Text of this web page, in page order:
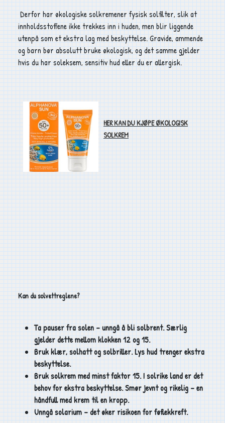
Derfor har økologiske solkremener fysisk solfilter, slik at
innholdsstoffene ikke trekkes inn i huden, men blir liggende
utenpå som et ekstra lag med beskyttelse. Gravide, ammende
og barn bør absolutt bruke økologisk, og det samme gjelder
hvis du har soleksem, sensitiv hud eller du er allergisk.
HER KAN DU KJØPE ØKOLOGISK
SOLKREM
Kan du solvettreglene?
Ta pauser fra solen – unngå å bli solbrent. Særlig
gjelder dette mellom klokken 12 og 15.
Bruk klær, solhatt og solbriller. Lys hud trenger ekstra
beskyttelse.
Bruk solkrem med minst faktor 15. I solrike land er det
behov for ekstra beskyttelse. Smør jevnt og rikelig – en
håndfull med krem til en kropp.
Unngå solarium – det øker risikoen for føflekkreft.